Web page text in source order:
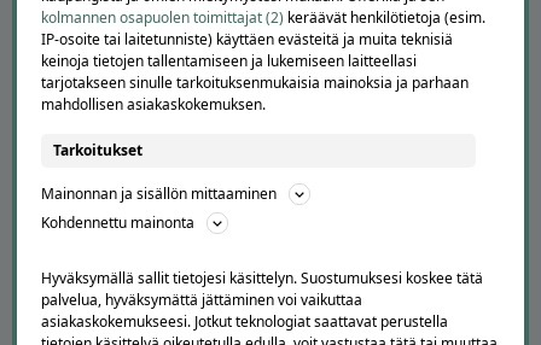
Tietoa meistä
Ajankohtaista
Tilaa uutiskirje
Offerilla mediassa
YRITYKSILLE
Markkinoi Offerillassa
Partneriportaali
kolmannen osapuolen toimittajat (2) keräävät henkilötietoja (esim.
IP-osoite tai laitetunniste) käyttäen evästeitä ja muita teknisiä
keinoja tietojen tallentamiseen ja lukemiseen laitteellasi
tarjotakseen sinulle tarkoituksenmukaisia mainoksia ja parhaan
mahdollisen asiakaskokemuksen.
Tarkoitukset
Mainonnan ja sisällön mittaaminen
Kohdennettu mainonta
Hyväksymällä sallit tietojesi käsittelyn. Suostumuksesi koskee tätä
palvelua, hyväksymättä jättäminen voi vaikuttaa
asiakaskokemukseesi. Jotkut teknologiat saattavat perustella